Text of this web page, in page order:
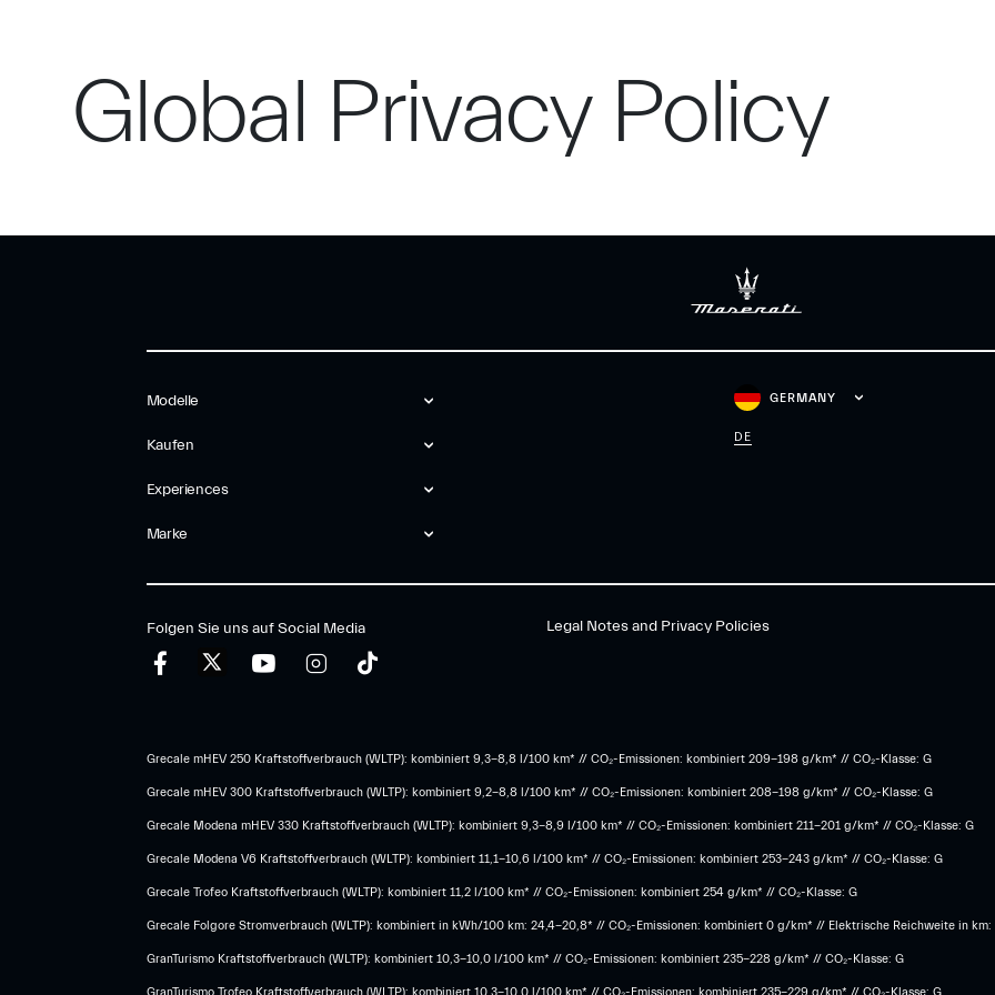
Global Privacy Policy
Modelle
Kaufen
Experiences
Marke
GERMANY
DE
Folgen Sie uns auf Social Media Legal Notes and Privacy Policies
Grecale mHEV 250 Kraftstoffverbrauch (WLTP): kombiniert 9,3-8,8 l/100 km* // CO₂-Emissionen: kombiniert 209-198 g/km* ​// CO₂-Klasse: G
Grecale mHEV 300 Kraftstoffverbrauch (WLTP): kombiniert 9,2-8,8 l/100 km* // CO₂-Emissionen: kombiniert 208-198 g/km* // CO₂-Klasse: G
Grecale Modena mHEV 330 Kraftstoffverbrauch (WLTP): kombiniert 9,3-8,9 l/100 km* // CO₂-Emissionen: kombiniert 211-201 g/km* // CO₂-Klasse: G
Grecale Modena V6 Kraftstoffverbrauch (WLTP): kombiniert 11,1-10,6 l/100 km* // CO₂-Emissionen: kombiniert 253-243 g/km* // CO₂-Klasse: G
Grecale Trofeo Kraftstoffverbrauch (WLTP): kombiniert 11,2 l/100 km* // CO₂-Emissionen: kombiniert 254 g/km* // CO₂-Klasse: G
Grecale Folgore Stromverbrauch (WLTP): kombiniert in kWh/100 km: 24,4-20,8* // CO₂-Emissionen: kombiniert 0 g/km* // Elektrische Reichweite in
GranTurismo Kraftstoffverbrauch (WLTP): kombiniert 10,3-10,0 l/100 km* // CO₂-Emissionen: kombiniert 235-228 g/km* // CO₂-Klasse: G